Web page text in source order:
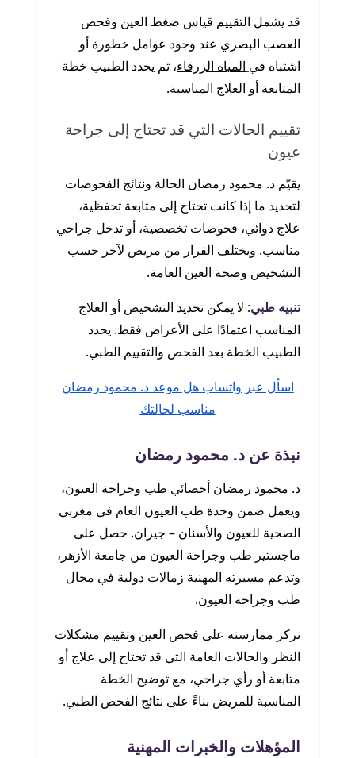
قد يشمل التقييم قياس ضغط العين وفحص
العصب البصري عند وجود عوامل خطورة أو
اشتباه في المياه الزرقاء، ثم يحدد الطبيب خطة
المتابعة أو العلاج المناسبة.
تقييم الحالات التي قد تحتاج إلى جراحة
عيون
يقيّم د. محمود رمضان الحالة ونتائج الفحوصات
لتحديد ما إذا كانت تحتاج إلى متابعة تحفظية،
علاج دوائي، فحوصات تخصصية، أو تدخل جراحي
مناسب. ويختلف القرار من مريض لآخر حسب
التشخيص وصحة العين العامة.
تنبيه طبي: لا يمكن تحديد التشخيص أو العلاج
المناسب اعتمادًا على الأعراض فقط. يحدد
الطبيب الخطة بعد الفحص والتقييم الطبي.
اسأل عبر واتساب هل موعد د. محمود رمضان
مناسب لحالتك
نبذة عن د. محمود رمضان
د. محمود رمضان أخصائي طب وجراحة العيون،
ويعمل ضمن وحدة طب العيون العام في مغربي
الصحية للعيون والأسنان – جيزان. حصل على
ماجستير طب وجراحة العيون من جامعة الأزهر،
وتدعم مسيرته المهنية زمالات دولية في مجال
طب وجراحة العيون.
تركز ممارسته على فحص العين وتقييم مشكلات
النظر والحالات العامة التي قد تحتاج إلى علاج أو
متابعة أو رأي جراحي، مع توضيح الخطة
المناسبة للمريض بناءً على نتائج الفحص الطبي.
المؤهلات والخبرات المهنية